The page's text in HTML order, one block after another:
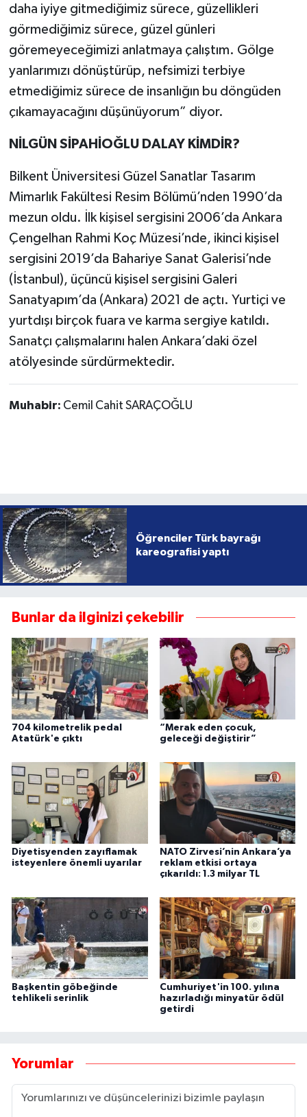
daha iyiye gitmediğimiz sürece, güzellikleri
görmediğimiz sürece, güzel günleri
göremeyeceğimizi anlatmaya çalıştım. Gölge
yanlarımızı dönüştürüp, nefsimizi terbiye
etmediğimiz sürece de insanlığın bu döngüden
çıkamayacağını düşünüyorum” diyor.
NİLGÜN SİPAHİOĞLU DALAY KİMDİR?
Bilkent Üniversitesi Güzel Sanatlar Tasarım
Mimarlık Fakültesi Resim Bölümü’nden 1990’da
mezun oldu. İlk kişisel sergisini 2006’da Ankara
Çengelhan Rahmi Koç Müzesi’nde, ikinci kişisel
sergisini 2019’da Bahariye Sanat Galerisi’nde
(İstanbul), üçüncü kişisel sergisini Galeri
Sanatyapım’da (Ankara) 2021 de açtı. Yurtiçi ve
yurtdışı birçok fuara ve karma sergiye katıldı.
Sanatçı çalışmalarını halen Ankara’daki özel
atölyesinde sürdürmektedir.
Muhabir: Cemil Cahit SARAÇOĞLU
Öğrenciler Türk bayrağı
kareografisi yaptı
Bunlar da ilginizi çekebilir
704 kilometrelik pedal
Atatürk'e çıktı
“Merak eden çocuk,
geleceği değiştirir”
Diyetisyenden zayıflamak
isteyenlere önemli uyarılar
NATO Zirvesi’nin Ankara’ya
reklam etkisi ortaya
çıkarıldı: 1.3 milyar TL
Başkentin göbeğinde
tehlikeli serinlik
Cumhuriyet'in 100. yılına
hazırladığı minyatür ödül
getirdi
Yorumlar